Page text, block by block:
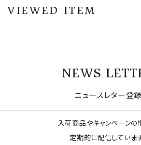
VIEWED ITEM
NEWS
ニュースレター登録
入荷商品やキャンペーンの
定期的に配信しています